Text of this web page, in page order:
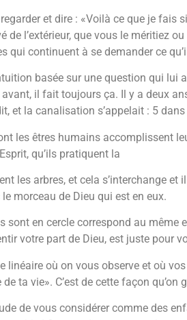
et dire : «Voilà ce que je fais
de l’extérieur, que vous le méritiez
qui continuent à se demander ce
basée sur une question qui lui
avant, il fait toujours ça. Il y a deux
et la canalisation s’appelait : 5 dans
les êtres humains accomplissent
qu’ils pratiquent la
les arbres, et cela s’interchange
morceau de Dieu qui est en eux.
sont en cercle correspond au
votre part de Dieu, est juste pour
linéaire où on vous observe et où
ta vie». C’est de cette façon qu’on
de vous considérer comme des